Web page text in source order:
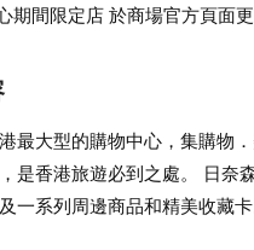
期間限定店於商場官方頁面
最大型的購物中心，集購物
是香港旅遊必到之處。 日奈
一系列周邊商品和精美收藏卡